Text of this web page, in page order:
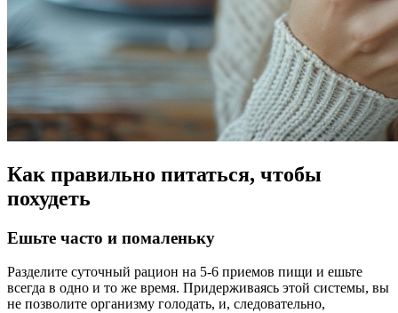
Как правильно питаться, чтобы
похудеть
Ешьте часто и помаленьку
Разделите суточный рацион на 5-6 приемов пищи и ешьте
всегда в одно и то же время. Придерживаясь этой системы, вы
не позволите организму голодать, и, следовательно,